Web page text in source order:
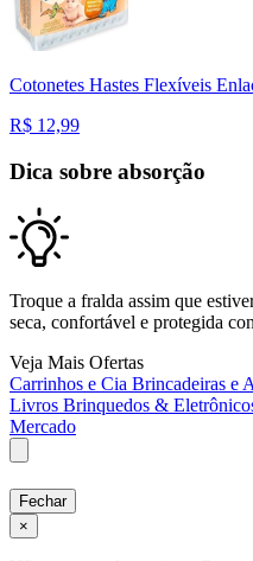
Cotonetes Hastes Flexíveis
R$ 12,99
Dica sobre absorção
Troque a fralda assim que
seca, confortável e protegida
Veja Mais Ofertas
Carrinhos e Cia Brincadeiras e
Livros Brinquedos &
Mercado
Fechar
×